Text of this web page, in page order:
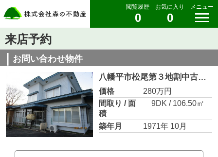
閲覧履歴
0
お気に入り
0
メニュー
来店予約
お問い合わせ物件
八幡平市松尾第３地割中古住宅
価格
280万円
間取り / 面
積
9DK / 106.50㎡
築年月 1971年 10月